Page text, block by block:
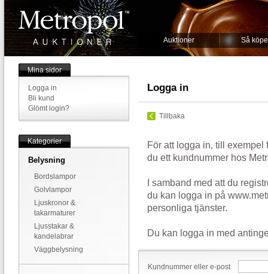
Auktioner Så
Mina sidor
Logga in
Bli kund
Glömt login?
Kategorier
Belysning
Bordslampor
Golvlampor
Ljuskronor &
takarmaturer
Ljusstakar &
kandelabrar
Väggbelysning
Logga in
Tillbaka
För att logga in, till exempel
du ett kundnummer hos
I samband med att du
du kan logga in på
personliga tjänster.
Du kan logga in med
Kundnummer eller e-post